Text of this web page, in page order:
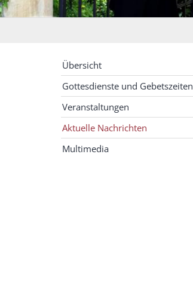
Übersicht
Gottesdienste und Gebetszeiten
Veranstaltungen
Aktuelle Nachrichten
Multimedia